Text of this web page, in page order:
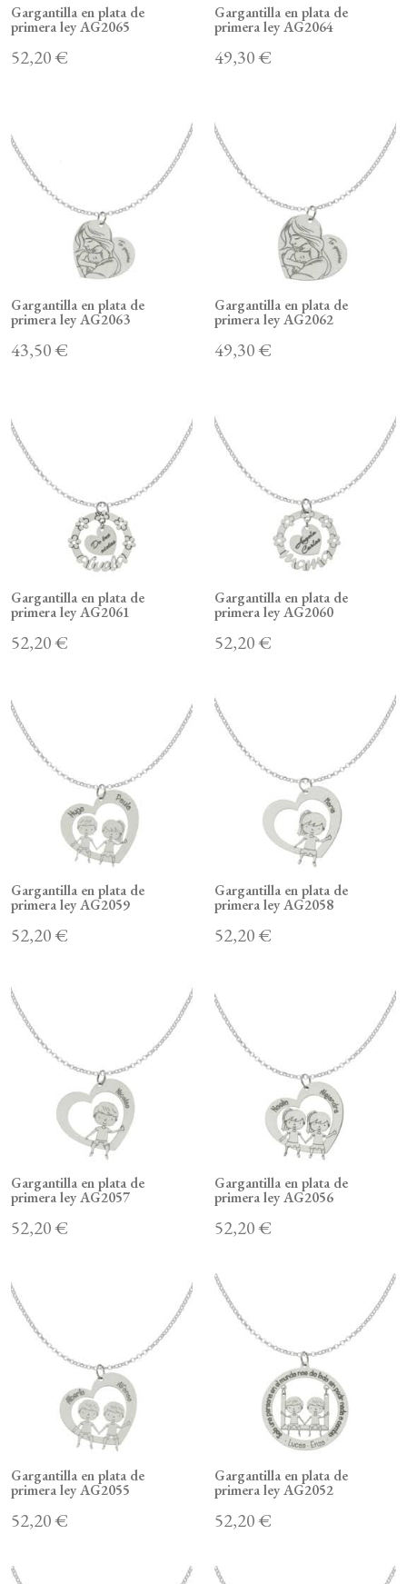
Gargantilla en plata de
primera ley AG2065
52,20 €
Gargantilla en plata de
primera ley AG2064
49,30 €
Gargantilla en plata de
primera ley AG2063
43,50 €
Gargantilla en plata de
primera ley AG2062
49,30 €
Gargantilla en plata de
primera ley AG2061
52,20 €
Gargantilla en plata de
primera ley AG2060
52,20 €
Gargantilla en plata de
primera ley AG2059
52,20 €
Gargantilla en plata de
primera ley AG2058
52,20 €
Gargantilla en plata de
primera ley AG2057
52,20 €
Gargantilla en plata de
primera ley AG2056
52,20 €
Gargantilla en plata de
primera ley AG2055
52,20 €
Gargantilla en plata de
primera ley AG2052
52,20 €